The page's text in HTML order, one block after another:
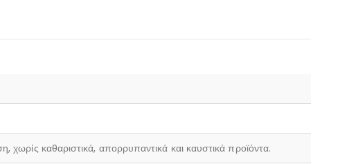
χωρίς καθαριστικά, απορρυπαντικά και καυστικά προϊόντα.